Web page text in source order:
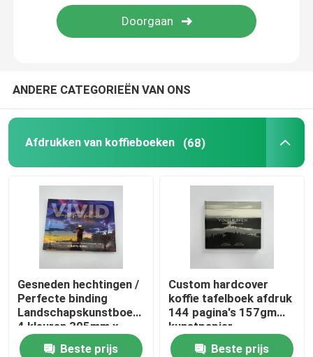
Kleurenboekdrukken
Bijbeldrukken op maat
Geschenkverpakkingsdozen
ANDERE CATEGORIEËN VAN ONS
Afdrukken van koffieboeken (68)
Gesneden hechtingen /
Perfecte binding
Landschapskunstboeken
4 kleuren 305mm x
229mm
Beste prijs
Custom hardcover
koffie tafelboek afdruk
144 pagina's 157gm
kunstpapier
Beste prijs